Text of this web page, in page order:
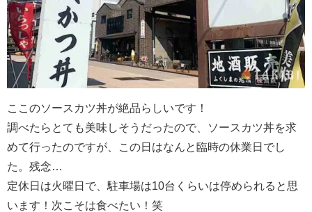
ここのソースカツ丼が絶品らしいです！
調べたらとても美味しそうだったので、ソースカツ丼を求
めて行ったのですが、この日はなんと臨時の休業日でし
た。残念…
定休日は火曜日で、駐車場は10台くらいは停められると思
います！次こそは食べたい！笑